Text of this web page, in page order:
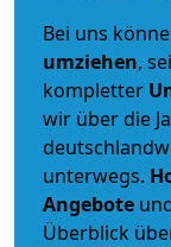
Bei uns
umziehen,
kompletter
wir über die
unterwegs.
Angebote
Überblick